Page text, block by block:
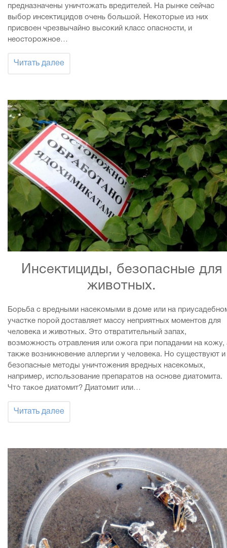
предназначены уничтожать вредителей. На рынке сейчас
выбор инсектицидов очень большой. Некоторые из них
присвоен чрезвычайно высокий класс опасности, и
неосторожное…
Читать далее
Инсектициды, безопасные для
животных.
Борьба с вредными насекомыми в доме или на
участке порой доставляет массу неприятных моментов для
человека и животных. Это отвратительный запах,
возможность отравления или ожога при попадании на кожу,
также возникновение аллергии у человека. Но существуют и
безопасные методы уничтожения вредных насекомых,
например, использование препаратов на основе диатомита.
Что такое диатомит? Диатомит или…
Читать далее